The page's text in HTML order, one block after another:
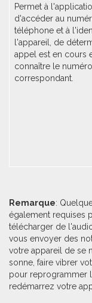
Permet à
d'accéder au
téléphone et à
l'appareil, de
appel est en cours
connaître le
correspondant.
Remarque:
également requises
télécharger de
vous envoyer des
votre appareil de se
sonne, faire vibrer
pour reprogrammer
redémarrez votre